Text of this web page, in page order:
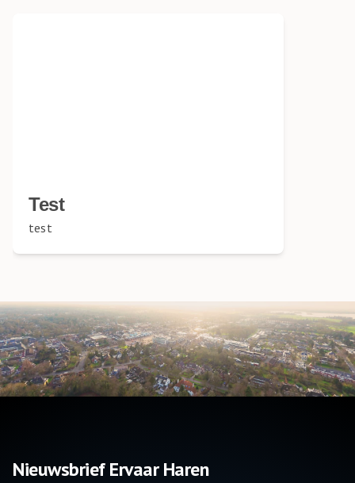
Test
test
Nieuwsbrief Ervaar Haren